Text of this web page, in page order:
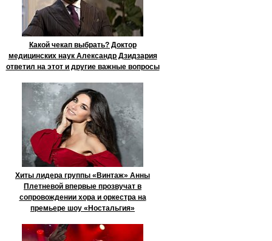
Какой чекап выбрать? Доктор
медицинских наук Александр Дзидзария
ответил на этот и другие важные вопросы
Хиты лидера группы «Винтаж» Анны
Плетневой впервые прозвучат в
сопровождении хора и оркестра на
премьере шоу «Ностальгия»